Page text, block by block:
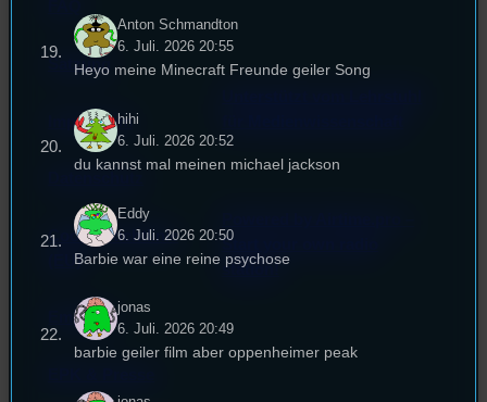
Satzung
Impressum
Cookie-Richtlinie
(EU)
Empfang
Start your own radio
station!
Anton Schmandton
6. Juli. 2026 20:55
Heyo meine Minecraft Freunde geiler Song
hihi
6. Juli. 2026 20:52
du kannst mal meinen michael jackson
Eddy
6. Juli. 2026 20:50
Barbie war eine reine psychose
jonas
6. Juli. 2026 20:49
barbie geiler film aber oppenheimer peak